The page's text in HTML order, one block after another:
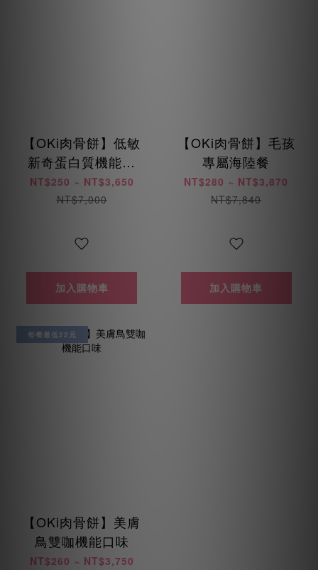
【OKi肉骨餅】低敏
新奇蛋白質機能口
味
NT$250 ~ NT$3,650
NT$7,000
加入購物車
【OKi肉骨餅】毛孩
專屬海陸餐
NT$280 ~ NT$3,870
NT$7,840
加入購物車
每餐最低22元
【OKi肉骨餅】美膚
鳥雙咖機能口味
NT$260 ~ NT$3,750